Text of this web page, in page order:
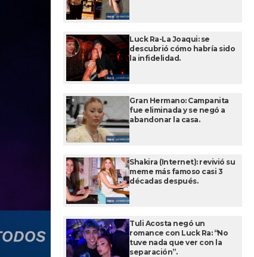
Luck Ra-La Joaqui: se
descubrió cómo habría sido
la infidelidad.
Gran Hermano: Campanita
fue eliminada y se negó a
abandonar la casa.
Shakira (Internet): revivió su
meme más famoso casi 3
décadas después.
Tuli Acosta negó un
romance con Luck Ra: “No
tuve nada que ver con la
separación”.